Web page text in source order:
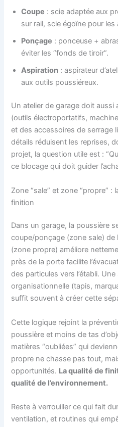
Coupe : scie adaptée aux
sur rail, scie égoïne pour les
Ponçage : ponceuse +
éviter les “fonds de tiroir”.
Aspiration : aspirateur
aux outils poussiéreux.
Un atelier de garage doit aussi
(outils électroportatifs,
et des accessoires de serrage
détails réduisent les reprises,
projet, la question utile est :
ce blocage qui doit guider
Zone “sale” et zone “propre” :
finition
Dans un garage, la poussière
coupe/ponçage (zone sale) de
(zone propre) améliore
près de la porte facilite
des particules vers l’établi.
organisationnelle (tapis,
suffit souvent à créer cette
Cette logique rejoint la
poussière et moins de tas
matières “oubliées” qui
propre ne chasse pas tout,
opportunités. La qualité de
qualité de l’environnement.
Reste à verrouiller ce qui fait
ventilation, et routines qui